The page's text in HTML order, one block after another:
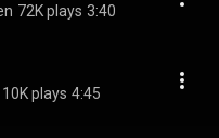
72K plays 3:40
10K plays 4:45